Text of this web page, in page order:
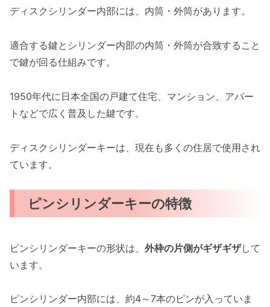
ディスクシリンダー内部には、内筒・外筒があります。
適合する鍵とシリンダー内部の内筒・外筒が合致すること
で鍵が回る仕組みです。
1950年代に日本全国の戸建て住宅、マンション、アパー
トなどで広く普及した鍵です。
ディスクシリンダーキーは、現在も多くの住居で使用され
ています。
ピンシリンダーキーの特徴
ピンシリンダーキーの形状は、 外枠の片側がギザギザして
います。
ピンシリンダー内部には、約4～7本のピンが入っていま